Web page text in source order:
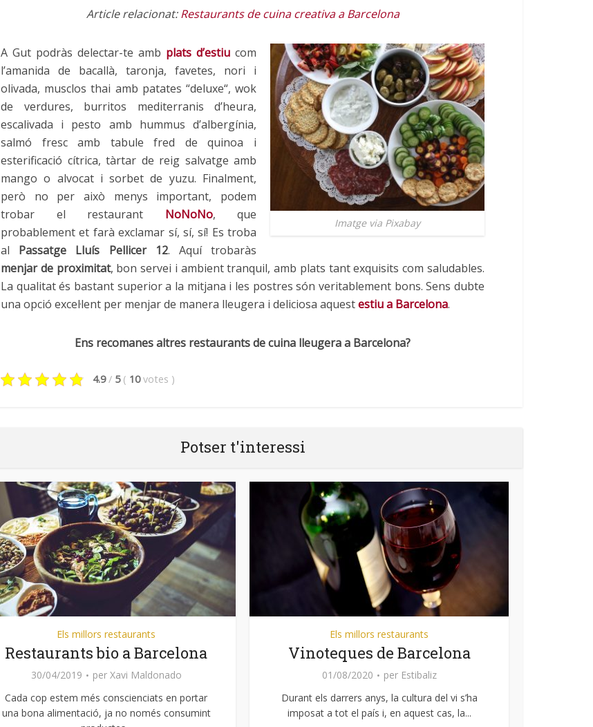
Article relacionat:Restaurants de cuina creativa a Barcelona
Imatge via Pixabay
A Gut podràs delectar-te amb plats d’estiu com
l’amanida de bacallà, taronja, favetes, nori i
olivada, musclos thai amb patates “deluxe“, wok
de verdures, burritos mediterranis d’heura,
escalivada i pesto amb hummus d’albergínia,
salmó frescamb tabule fred de quinoa i
esterificació cítrica, tàrtar de reig salvatge amb
mango o alvocat i sorbet de yuzu. Finalment,
però no per això menys important, podem
trobar el restaurant NoNoNo, que
probablement et farà exclamar sí, sí, sí! Es troba
al Passatge Lluís Pellicer 12. Aquí trobaràs
menjar de proximitat, bon servei i ambient tranquil, amb plats tant exquisits com saludables.
La qualitat és bastant superior a la mitjana i les postres són veritablement bons. Sens dubte
una opció excel·lent per menjar de manera lleugera i deliciosa aquestestiu a Barcelona.
Ens recomanes altres restaurants de cuina lleugera a Barcelona?
4.9 / 5 ( 10 votes )
Potser t'interessi
Els millors restaurants
Restaurants bio a Barcelona
30/04/2019 per Xavi Maldonado
Cada cop estem més conscienciats en portar
una bona alimentació, ja no només consumint
Els millors restaurants
Vinoteques de Barcelona
01/08/2020 per Estibaliz
Durant els darrers anys, la cultura del vi s’ha
imposat a tot el país i, en aquest cas, la...